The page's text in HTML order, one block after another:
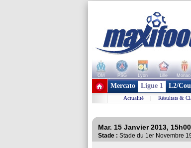
OM PSG Lyon Lille
+ de clubs
Mercato Ligue 1 L2/
Actualité | Résultats &
Mar. 15 Janvier 2013,
Stade : Stade du 1er Novembre